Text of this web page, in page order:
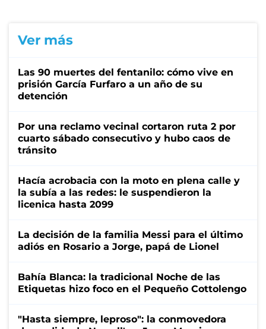
Ver más
Las 90 muertes del fentanilo: cómo vive en
prisión García Furfaro a un año de su
detención
Por una reclamo vecinal cortaron ruta 2 por
cuarto sábado consecutivo y hubo caos de
tránsito
Hacía acrobacia con la moto en plena calle y
la subía a las redes: le suspendieron la
licenica hasta 2099
La decisión de la familia Messi para el último
adiós en Rosario a Jorge, papá de Lionel
Bahía Blanca: la tradicional Noche de las
Etiquetas hizo foco en el Pequeño Cottolengo
"Hasta siempre, leproso": la conmovedora